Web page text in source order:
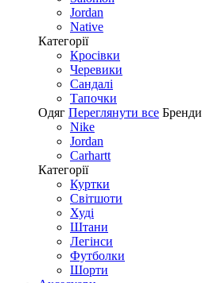
Jordan
Native
Категорії
Кросівки
Черевики
Сандалі
Tапочки
Одяг Переглянути все Бренди
Nike
Jordan
Carhartt
Категорії
Куртки
Світшоти
Худі
Штани
Легінси
Футболки
Шорти